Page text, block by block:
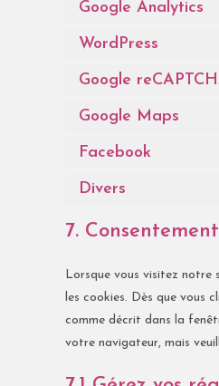
Google Analytics
WordPress
Google
Google Maps
Facebook
Divers
7. Consentement
Lorsque vous visitez notre
les cookies. Dès que vous
comme décrit dans la
votre navigateur, mais